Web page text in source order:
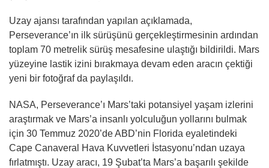
Uzay ajansı tarafından yapılan açıklamada,
Perseverance’ın ilk sürüşünü gerçekleştirmesinin ardından
toplam 70 metrelik sürüş mesafesine ulaştığı bildirildi. Mars
yüzeyine lastik izini bırakmaya devam eden aracın çektiği
yeni bir fotoğraf da paylaşıldı.
NASA, Perseverance’ı Mars’taki potansiyel yaşam izlerini
araştırmak ve Mars’a insanlı yolculuğun yollarını bulmak
için 30 Temmuz 2020’de ABD’nin Florida eyaletindeki
Cape Canaveral Hava Kuvvetleri İstasyonu’ndan uzaya
fırlatmıştı. Uzay aracı, 19 Şubat’ta Mars’a başarılı şekilde